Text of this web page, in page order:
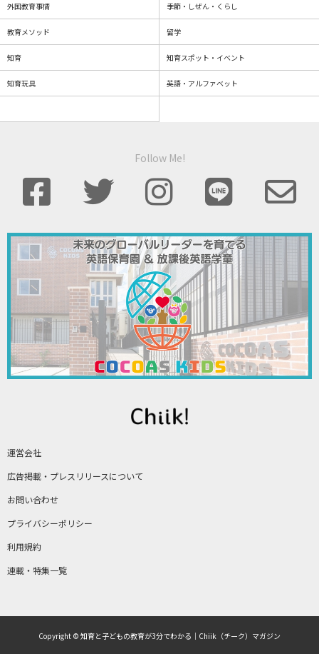
運営会社
広告掲載・プレスリリースについて
お問い合わせ
プライバシーポリシー
利用規約
連載・特集一覧
外国教育事情 季節・しぜん・くらし
教育メソッド 留学
知育 知育スポット・イベント
知育玩具 英語・アルファベット
Follow Me!
Copyright © 知育と子どもの教育が3分でわかる｜Chiik（チーク）マガジン